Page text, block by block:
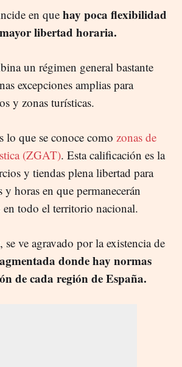
en que hay poca flexibilidad
libertad horaria.
un régimen general bastante
excepciones amplias para
y zonas turísticas.
lo que se conoce como zonas de
(ZGAT). Esta calificación es la
y tiendas plena libertad para
horas en que permanecerán
todo el territorio nacional.
se ve agravado por la existencia de
donde hay normas
de cada región de España.